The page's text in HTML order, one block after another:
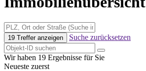
19 Treffer anzeigen Suche zurücksetzen
Wir haben 19 Ergebnisse für Sie
Neueste zuerst